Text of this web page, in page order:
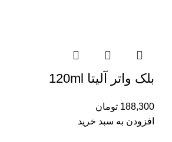
بلک واتر آلیتا 120ml
188,300 تومان
افزودن به سبد خرید